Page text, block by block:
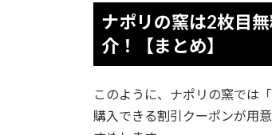
ナポリの窯は2枚目
介！【まとめ】
このように、ナポリの窯では
購入できる割引クーポンが用